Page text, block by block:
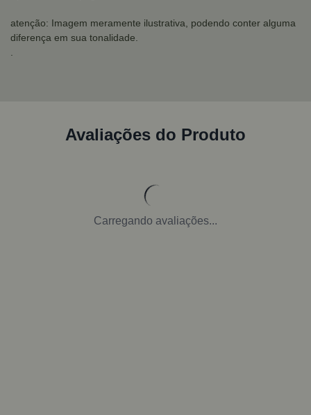
atenção: Imagem meramente ilustrativa, podendo conter alguma
diferença em sua tonalidade.
Avaliações do Produto
Carregando avaliações...